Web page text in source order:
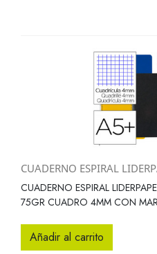
CUADERNO ESPIRAL
CUADERNO ESPIRAL
75GR CUADRO 4MM CON
Añadir al carrito